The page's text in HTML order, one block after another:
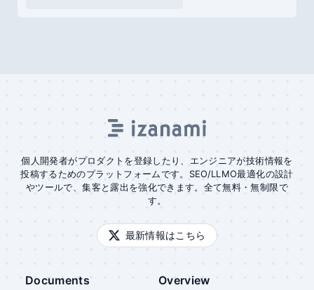
個人開発者がプロダクトを登録したり、エンジニアが技術情報を
投稿するためのプラットフォームです。SEO/LLMO最適化の設計
やツールで、集客と露出を強化できます。全て無料・無制限で
す。
最新情報はこちら
Documents Overview